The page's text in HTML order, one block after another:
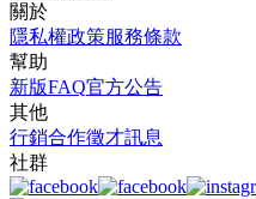
關於
隱私權政策服務條款
幫助
新版FAQ官方公告
其他
行銷合作徵才訊息
社群